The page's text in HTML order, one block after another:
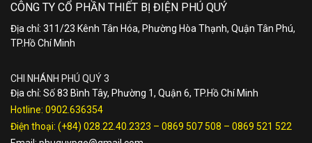
CÔNG TY CỔ PHẦN THIẾT BỊ ĐIỆN PHÚ QUÝ
Địa chỉ: 311/23 Kênh Tân Hóa, Phường Hòa Thạnh, Quận Tân Phú,
TP.Hồ Chí Minh
CHI NHÁNH PHÚ QUÝ 3
Địa chỉ: Số 83 Bình Tây, Phường 1, Quận 6, TP.Hồ Chí Minh
Hotline: 0902.636354
Điện thoại: (+84) 028.22.40.2323 – 0869 507 508 – 0869 521 522